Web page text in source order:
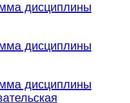
дисциплины
дисциплины
дисциплины